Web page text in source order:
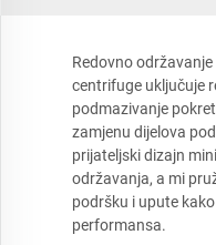
Redovno
centrifuge uključuje
podmazivanje
zamjenu dijelova
prijateljski dizajn
održavanja, a mi
podršku i upute
performansa.